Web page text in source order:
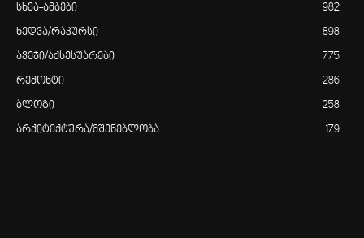
სხვა-ამბები 982
ხედვა/რაკურსი 898
ავეჯი/აქსესუარები 775
რემონტი 286
ბლოგი 258
არქიტექტურა/მშენებლობა 179